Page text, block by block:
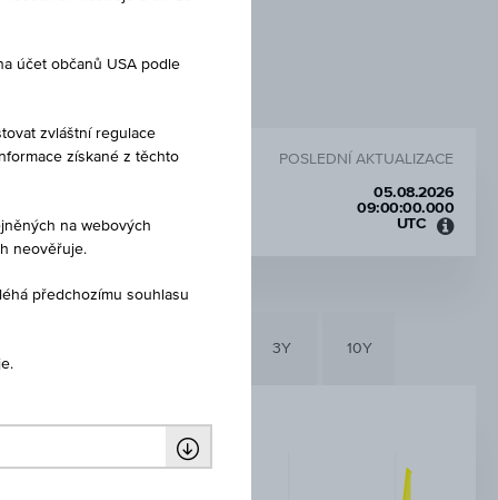
POSLEDNÍ AKTUALIZACE
05.08.2026
09:00:00.000
UTC
3Y 10Y
účet občanů USA podle
zvláštní regulace
získané z těchto
na webových
neověřuje.
předchozímu souhlasu